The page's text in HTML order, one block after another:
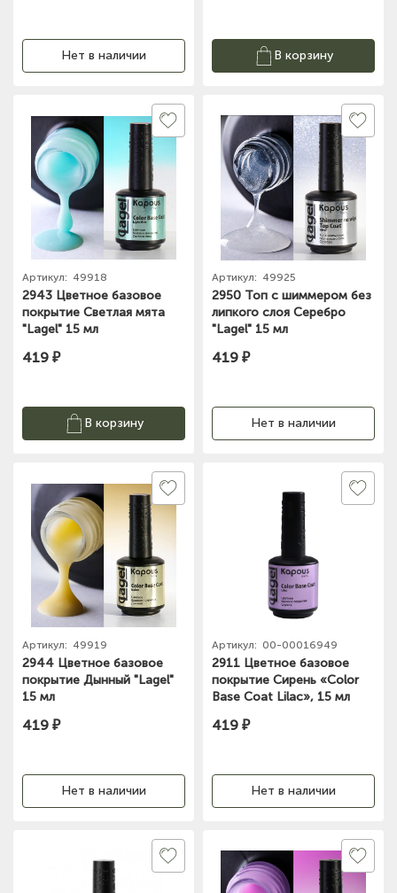
Нет в наличии В корзину
Артикул: 49918
2943 Цветное базовое
покрытие Светлая мята
"Lagel" 15 мл
419 ₽
В корзину
Артикул: 49925
2950 Топ с шиммером без
липкого слоя Серебро
"Lagel" 15 мл
419 ₽
Нет в наличии
Артикул: 49919
2944 Цветное базовое
покрытие Дынный "Lagel"
15 мл
419 ₽
Нет в наличии
Артикул: 00-00016949
2911 Цветное базовое
покрытие Сирень «Color
Base Coat Lilac», 15 мл
419 ₽
Нет в наличии